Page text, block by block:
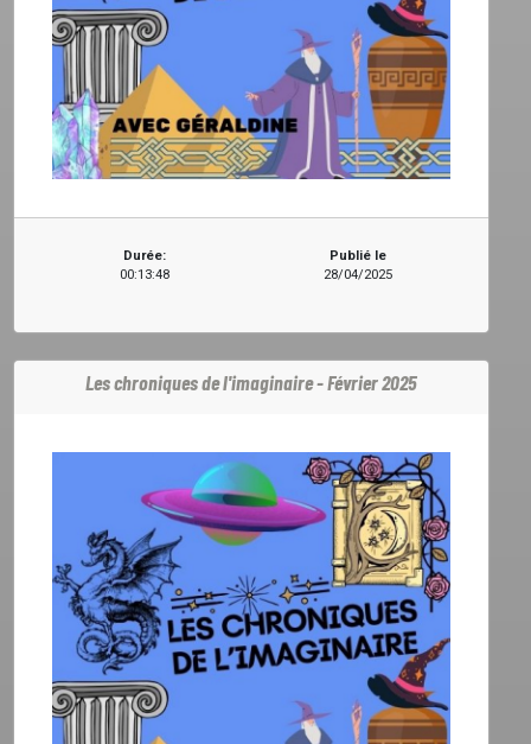
Durée:
00:13:48
Publié le
28/04/2025
Les chroniques de l'imaginaire - Février 2025